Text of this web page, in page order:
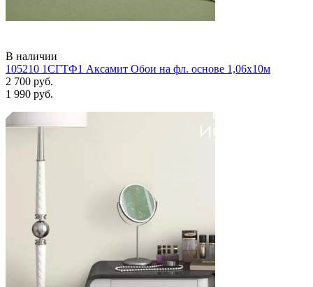
В наличии
105210 1СГТФ1 Аксамит Обои на фл. основе 1,06х10м
2 700 руб.
1 990 руб.